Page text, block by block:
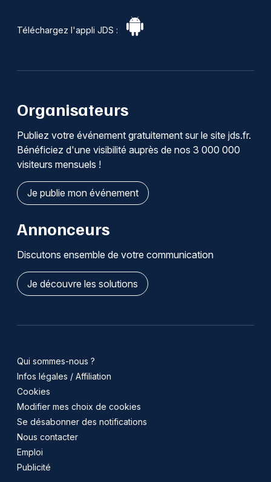
Téléchargez l'appli JDS :
Organisateurs
Publiez votre événement gratuitement sur le site jds.fr.
Bénéficiez d'une visibilité auprès de nos 3 000 000
visiteurs mensuels !
Je publie mon événement
Annonceurs
Discutons ensemble de votre communication
Je découvre les solutions
Qui sommes-nous ?
Infos légales / Affiliation
Cookies
Modifier mes choix de cookies
Se désabonner des notifications
Nous contacter
Emploi
Publicité